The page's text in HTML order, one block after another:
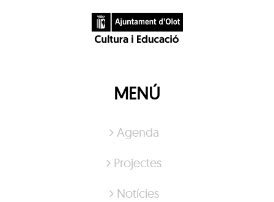
MENÚ
Agenda
Projectes
Notícies